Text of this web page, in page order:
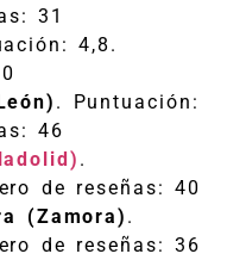
31​
4,8.
. Puntuación:
46​
.
de reseñas: 40
(Zamora) .
de reseñas: 36